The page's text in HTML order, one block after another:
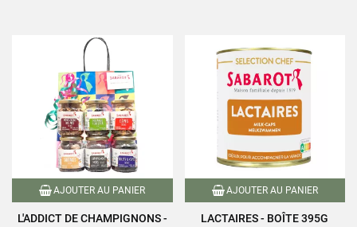
AJOUTER AU PANIER
L'ADDICT DE CHAMPIGNONS -
AJOUTER AU PANIER
LACTAIRES - BOÎTE 395G